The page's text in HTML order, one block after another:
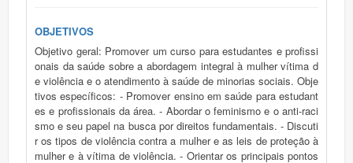
OBJETIVOS
Objetivo geral: Promover um curso para estudantes e profissi
onais da saúde sobre a abordagem integral à mulher vítima d
e violência e o atendimento à saúde de minorias sociais. Obje
tivos específicos: - Promover ensino em saúde para estudant
es e profissionais da área. - Abordar o feminismo e o anti-raci
smo e seu papel na busca por direitos fundamentais. - Discuti
r os tipos de violência contra a mulher e as leis de proteção à
mulher e à vítima de violência. - Orientar os principais pontos